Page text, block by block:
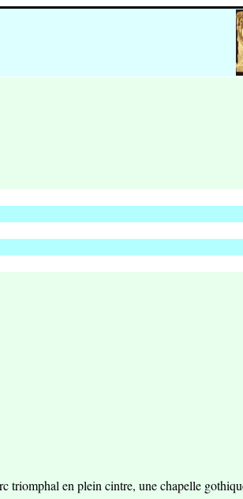
triomphal en plein cintre, une chapelle